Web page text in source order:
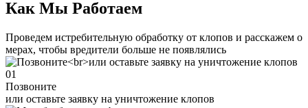
Как Мы Работаем
Проведем истребительную обработку от клопов и расскажем о
мерах, чтобы вредители больше не появлялись
01
Позвоните
или оставьте заявку на уничтожение клопов